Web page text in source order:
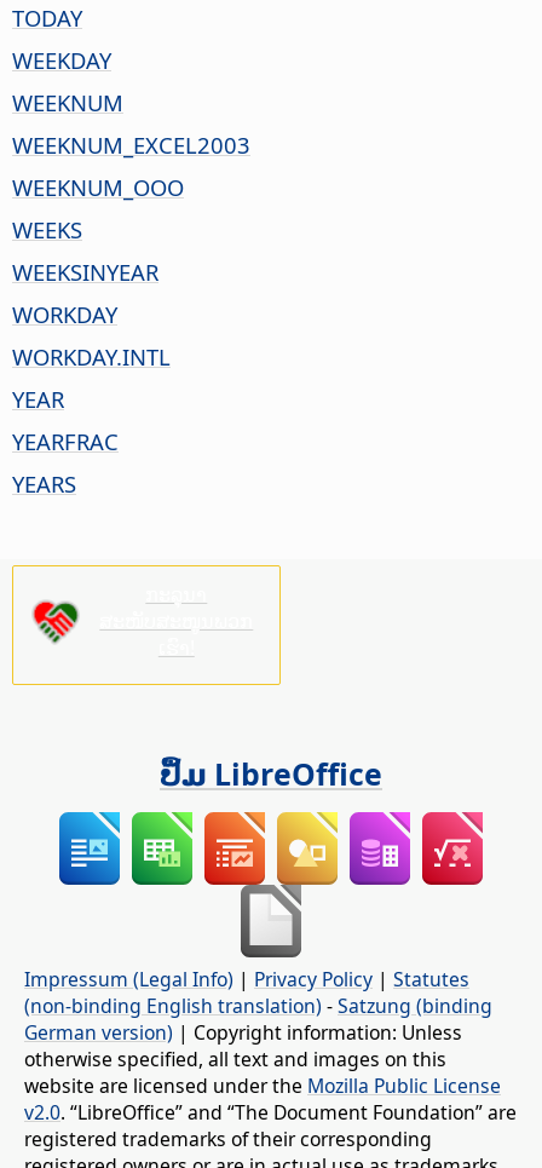
TODAY
WEEKDAY
WEEKNUM
WEEKNUM_EXCEL2003
WEEKNUM_OOO
WEEKS
WEEKSINYEAR
WORKDAY
WORKDAY.INTL
YEAR
YEARFRAC
YEARS
ປຶ້ມ LibreOffice
Impressum (Legal Info) | Privacy Policy | Statutes
(non-binding English translation) -Satzung (binding
German version) | Copyright information: Unless
otherwise specified, all text and images on this
website are licensed under the Mozilla Public License
v2.0. “LibreOffice” and “The Document Foundation” are
registered trademarks of their corresponding